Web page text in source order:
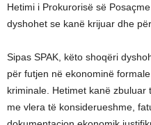
Hetimi i Prokurorisë së
dyshohet se kanë krijuar dhe
Sipas SPAK, këto shoqëri
për futjen në ekonominë
kriminale. Hetimet kanë
me vlera të konsiderueshme,